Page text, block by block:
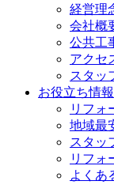
経営理
会社概
公共工
アクセ
スタッ
お役立ち情報
リフォ
地域最
スタッ
リフォ
よくあ